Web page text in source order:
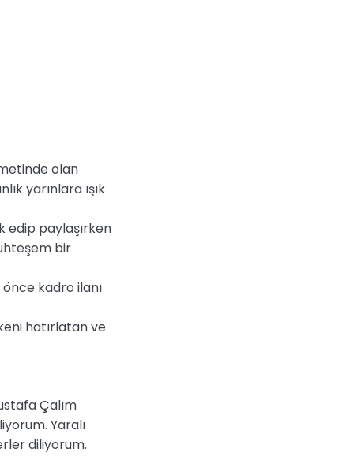
olan
yarınlara ışık
edip paylaşırken
bir
kadro ilanı
hatırlatan ve
Çalım
Yaralı
diliyorum.